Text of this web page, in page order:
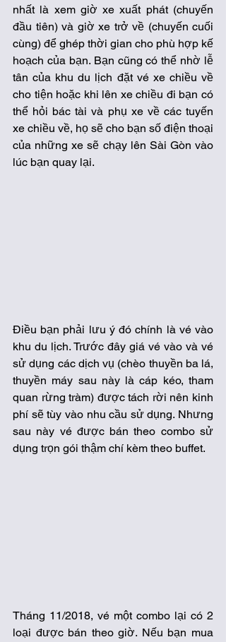
nhất là xem giờ xe xuất phát (chuyến
đầu tiên) và giờ xe trở về (chuyến cuối
cùng) để ghép thời gian cho phù hợp kế
hoạch của bạn. Bạn cũng có thể nhờ lễ
tân của khu du lịch đặt vé xe chiều về
cho tiện hoặc khi lên xe chiều đi bạn có
thể hỏi bác tài và phụ xe về các tuyến
xe chiều về, họ sẽ cho bạn số điện thoại
của những xe sẽ chạy lên Sài Gòn vào
lúc bạn quay lại.
Điều bạn phải lưu ý đó chính là vé vào
khu du lịch. Trước đây giá vé vào và vé
sử dụng các dịch vụ (chèo thuyền ba lá,
thuyền máy sau này là cáp kéo, tham
quan rừng tràm) được tách rời nên kinh
phí sẽ tùy vào nhu cầu sử dụng. Nhưng
sau này vé được bán theo combo sử
dụng trọn gói thậm chí kèm theo buffet.
Tháng 11/2018, vé một combo lại có 2
loại được bán theo giờ. Nếu bạn mua